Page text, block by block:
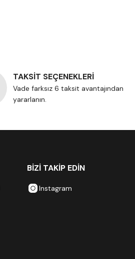
TAKSİT SEÇENEKLERİ
Vade farksız 6 taksit avantajından
yararlanın.
BİZİ TAKİP EDİN
Instagram